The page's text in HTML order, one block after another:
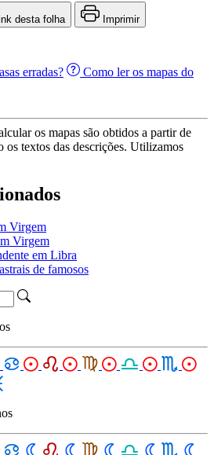
desta folha Imprimir
erradas?
Como ler os mapas do
os mapas são obtidos a partir de
os textos das descrições. Utilizamos
Virgem
Virgem
em Libra
de famosos